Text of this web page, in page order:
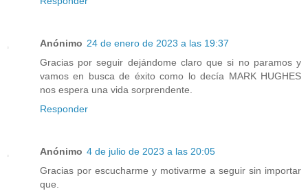
Anónimo 24 de enero de 2023 a las 19:37
Gracias por seguir dejándome claro que si no paramos y
vamos en busca de éxito como lo decía MARK HUGHES
nos espera una vida sorprendente.
Responder
Anónimo 4 de julio de 2023 a las 20:05
Gracias por escucharme y motivarme a seguir sin importar
que.